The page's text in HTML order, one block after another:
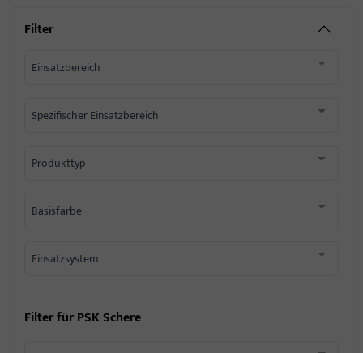
Filter
Einsatzbereich
Spezifischer Einsatzbereich
Produkttyp
Basisfarbe
Einsatzsystem
Filter fürPSK Schere